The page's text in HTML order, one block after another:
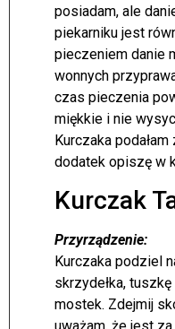
posiadam, ale
piekarniku jest
pieczeniem danie
wonnych
czas pieczenia
miękkie i nie
Kurczaka
dodatek opiszę w
Kurczak
Przyrządzenie:
Kurczaka podziel
skrzydełka,
mostek. Zdejmij